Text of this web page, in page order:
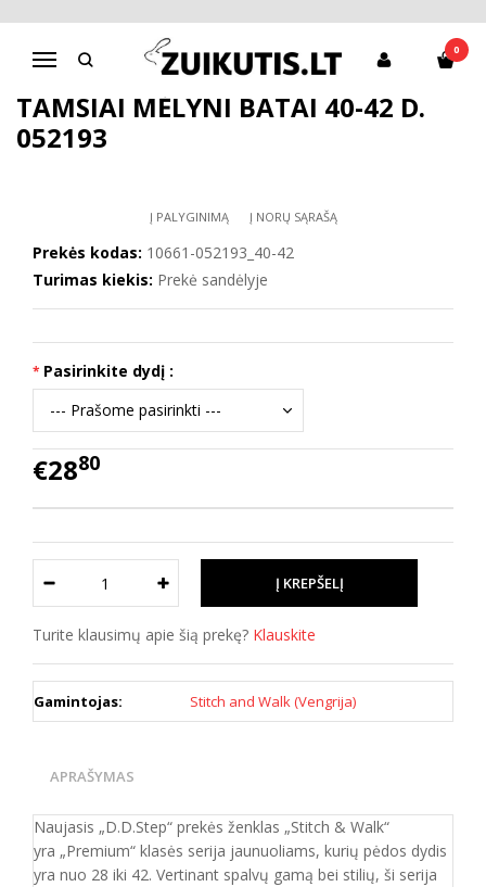
Navigacija
0
Pagrindinis Batai berniukui
D.D.Step batai berniukams
Tamsiai mėlyni batai 40-42 d. 052193
TAMSIAI MĖLYNI BATAI 40-42 D.
052193
Į PALYGINIMĄ Į NORŲ SĄRAŠĄ
Prekės kodas: 10661-052193_40-42
Turimas kiekis: Prekė sandėlyje
Pasirinkite dydį :
€2880
Turite klausimų apie šią prekę? Klauskite
Gamintojas: Stitch and Walk (Vengrija)
APRAŠYMAS
Naujasis „D.D.Step“ prekės ženklas „Stitch & Walk“
yra „Premium“ klasės serija jaunuoliams, kurių pėdos dydis
yra nuo 28 iki 42. Vertinant spalvų gamą bei stilių, ši serija